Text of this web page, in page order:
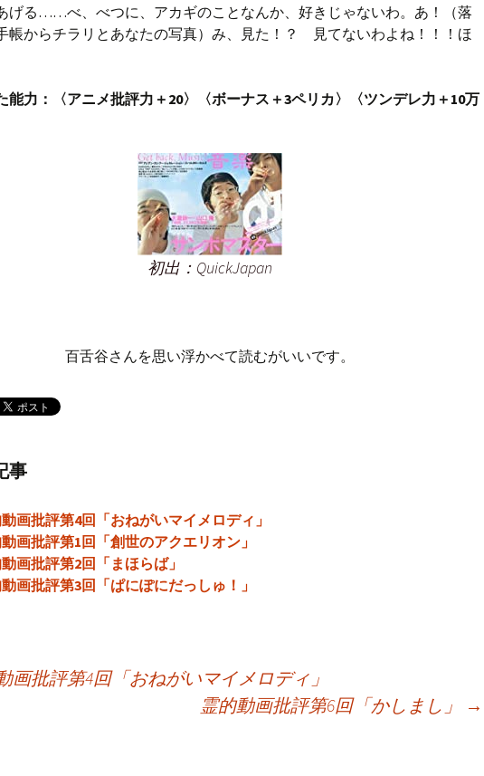
げる……べ、べつに、アカギのことなんか、好きじゃないわ。あ！（落
帳からチラリとあなたの写真）み、見た！？ 見てないわよね！！！ほ
能力：〈アニメ批評力＋20〉〈ボーナス＋3ペリカ〉〈ツンデレ力＋10万
初出：QuickJapan
百舌谷さんを思い浮かべて読むがいいです。
事
画批評第4回「おねがいマイメロディ」
画批評第1回「創世のアクエリオン」
画批評第2回「まほらば」
画批評第3回「ぱにぽにだっしゅ！」
画批評第4回「おねがいマイメロディ」
霊的動画批評第6回「かしまし」
→